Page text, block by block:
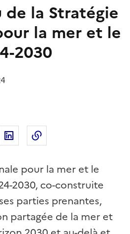
de la Stratégie
la mer et le
2030
Twittersur Facebook
Partager sur Linkedin
pour la mer et le
2030, co-construite
parties prenantes,
partagée de la mer et